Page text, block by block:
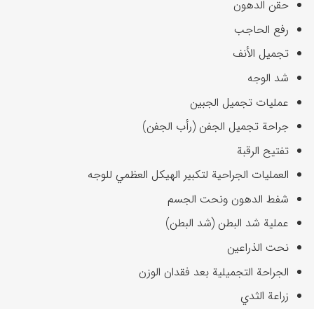
حقن الدهون
رفع الحاجب
تجميل الأنف
شد الوجه
عمليات تجميل الجبين
جراحة تجميل الجفن (رأب الجفن)
تفتيح الرقبة
العمليات الجراحية لتكبير الهيكل العظمي للوجه
شفط الدهون ونحت الجسم
عملية شد البطن (شد البطن)
نحت الذراعين
الجراحة التجميلية بعد فقدان الوزن
زراعة الثدي